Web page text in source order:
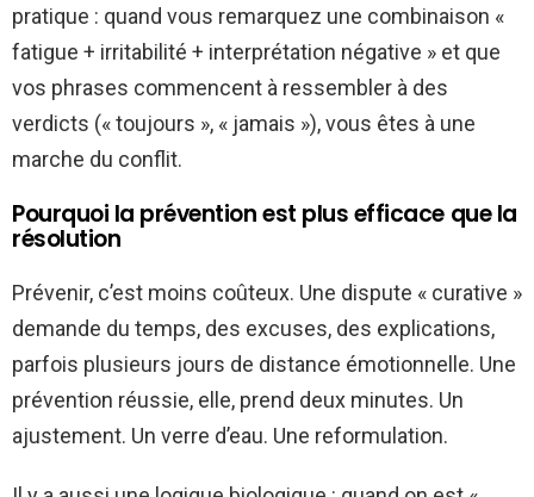
pratique : quand vous remarquez une combinaison «
fatigue + irritabilité + interprétation négative » et que
vos phrases commencent à ressembler à des
verdicts (« toujours », « jamais »), vous êtes à une
marche du conflit.
Pourquoi la prévention est plus efficace que la
résolution
Prévenir, c’est moins coûteux. Une dispute « curative »
demande du temps, des excuses, des explications,
parfois plusieurs jours de distance émotionnelle. Une
prévention réussie, elle, prend deux minutes. Un
ajustement. Un verre d’eau. Une reformulation.